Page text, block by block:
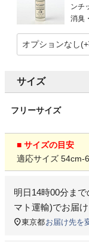
ンチ
消臭
サイズ
フリーサイズ
■ サイズの目安
適応サイズ 54cm-
明日14時00分 ま
マト運輸)でお届け
東京都お届け先を